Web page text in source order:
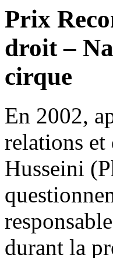
Prix
droit –
cirque
En 2002,
relations et
Husseini
durant la